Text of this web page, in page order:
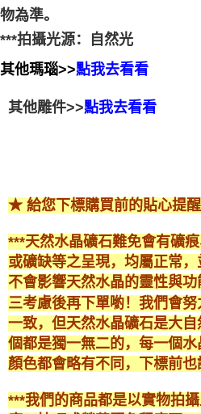
物為準。
***拍攝光源：自然光
其他瑪瑙>>點我去看看
其他雕件>>點我去看看
★ 給您下標購買前的貼心提
***天然水晶礦石難免會有礦
或礦缺等之呈現，均屬正常
不會影響天然水晶的靈性與
三考慮後再下單喲！我們會
一致，但天然水晶礦石是大
個都是獨一無二的，每一個水
顏色都會略有不同，下標前也
***我們的商品都是以實物拍